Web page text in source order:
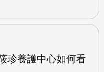
珍養護中心如何看